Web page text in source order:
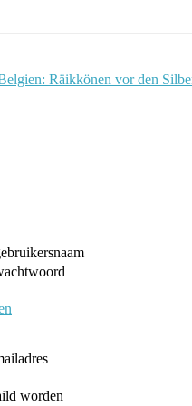
Räikkönen vor den
worden